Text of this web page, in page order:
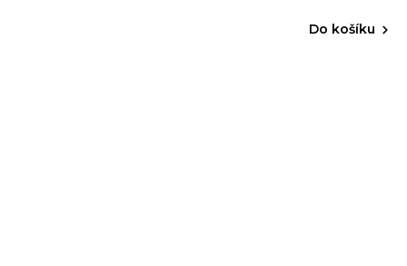
Do košíku